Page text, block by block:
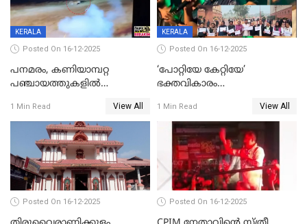
KERALA
Posted On 16-12-2025
പനമരം, കണിയാമ്പറ്റ
പഞ്ചായത്തുകളിൽ
സ്ഥാപനങ്ങൾക്ക് അവധി
1 Min Read View All
KERALA
Posted On 16-12-2025
‘പോറ്റിയേ കേറ്റിയേ’
ഭക്തവികാരം
ഡിജിപിക്ക് പരാതി; ശക്തമായ
നടപടി വേണമെന്നു
സിപിഐഎമ്മും
1 Min Read View All
Posted On 16-12-2025 Posted On 16-12-2025